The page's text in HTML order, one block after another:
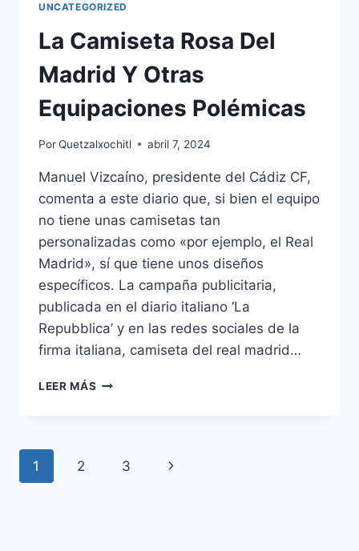
UNCATEGORIZED
La Camiseta Rosa Del
Madrid Y Otras
Equipaciones Polémicas
PorQuetzalxochitl abril 7, 2024
Manuel Vizcaíno, presidente del Cádiz CF,
comenta a este diario que, si bien el equipo
no tiene unas camisetas tan
personalizadas como «por ejemplo, el Real
Madrid», sí que tiene unos diseños
específicos. La campaña publicitaria,
publicada en el diario italiano ‘La
Repubblica’ y en las redes sociales de la
firma italiana, camiseta del real madrid…
LEER MÁS LA
Navegación
1 2 3
Siguiente